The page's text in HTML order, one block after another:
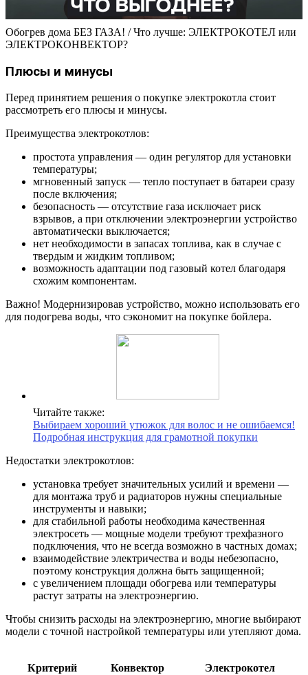
Обогрев дома БЕЗ ГАЗА! / Что лучше: ЭЛЕКТРОКОТЕЛ или
ЭЛЕКТРОКОНВЕКТОР?
Плюсы и минусы
Перед принятием решения о покупке электрокотла стоит
рассмотреть его плюсы и минусы.
Преимущества электрокотлов:
простота управления — один регулятор для установки
температуры;
мгновенный запуск — тепло поступает в батареи сразу
после включения;
безопасность — отсутствие газа исключает риск
взрывов, а при отключении электроэнергии устройство
автоматически выключается;
нет необходимости в запасах топлива, как в случае с
твердым и жидким топливом;
возможность адаптации под газовый котел благодаря
схожим компонентам.
Важно! Модернизировав устройство, можно использовать его
для подогрева воды, что сэкономит на покупке бойлера.
Читайте также:
Выбираем хороший утюжок для волос и не ошибаемся!
Подробная инструкция для грамотной покупки
Недостатки электрокотлов:
установка требует значительных усилий и времени —
для монтажа труб и радиаторов нужны специальные
инструменты и навыки;
для стабильной работы необходима качественная
электросеть — мощные модели требуют трехфазного
подключения, что не всегда возможно в частных домах;
взаимодействие электричества и воды небезопасно,
поэтому конструкция должна быть защищенной;
с увеличением площади обогрева или температуры
растут затраты на электроэнергию.
Чтобы снизить расходы на электроэнергию, многие выбирают
модели с точной настройкой температуры или утепляют дома.
Критерий Конвектор
Электрокотел